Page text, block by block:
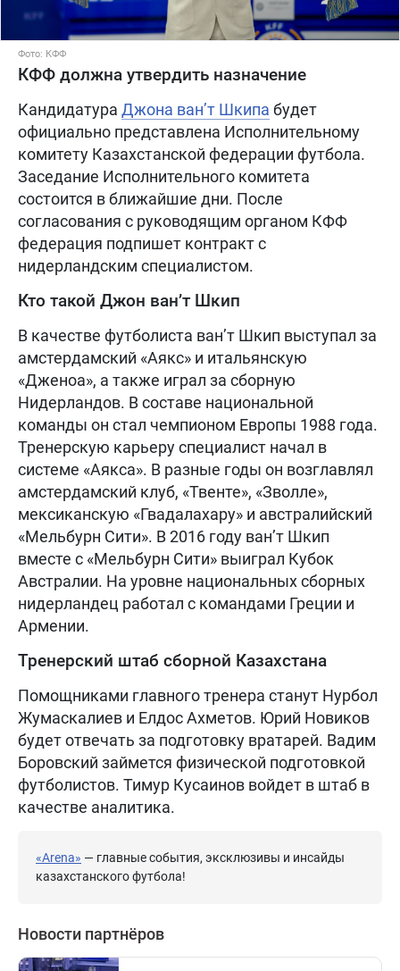
Фото: КФФ
КФФ должна утвердить назначение
Кандидатура Джона ван’т Шкипа будет
официально представлена Исполнительному
комитету Казахстанской федерации футбола.
Заседание Исполнительного комитета
состоится в ближайшие дни. После
согласования с руководящим органом КФФ
федерация подпишет контракт с
нидерландским специалистом.
Кто такой Джон ван’т Шкип
В качестве футболиста ван’т Шкип выступал за
амстердамский «Аякс» и итальянскую
«Дженоа», а также играл за сборную
Нидерландов. В составе национальной
команды он стал чемпионом Европы 1988 года.
Тренерскую карьеру специалист начал в
системе «Аякса». В разные годы он возглавлял
амстердамский клуб, «Твенте», «Зволле»,
мексиканскую «Гвадалахару» и австралийский
«Мельбурн Сити». В 2016 году ван’т Шкип
вместе с «Мельбурн Сити» выиграл Кубок
Австралии. На уровне национальных сборных
нидерландец работал с командами Греции и
Армении.
Тренерский штаб сборной Казахстана
Помощниками главного тренера станут Нурбол
Жумаскалиев и Елдос Ахметов. Юрий Новиков
будет отвечать за подготовку вратарей. Вадим
Боровский займется физической подготовкой
футболистов. Тимур Кусаинов войдет в штаб в
качестве аналитика.
«Arena» — главные события, эксклюзивы и инсайды
казахстанского футбола!